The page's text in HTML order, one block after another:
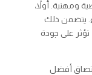
ومهنية. أولاً،
يتضمن ذلك
على جودة
أفضل